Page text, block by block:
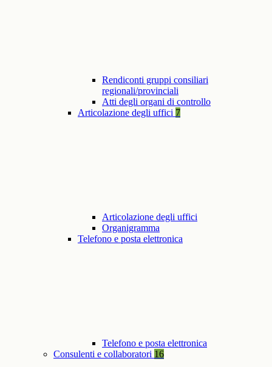
Rendiconti gruppi consiliari
regionali/provinciali
Atti degli organi di controllo
Articolazione degli uffici 7
Articolazione degli uffici
Organigramma
Telefono e posta elettronica
Telefono e posta elettronica
Consulenti e collaboratori 16